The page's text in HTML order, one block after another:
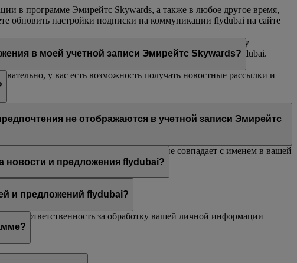
в программе Эмирейтс Skywards, а также в любое другое время,
обновить настройки подписки на коммуникации flydubai на сайте
письма flydubai и/или Эмирейтс, отправленного на вашу
чат или контактный центр Эмирейтс или flydubai.
в моей учетной записи Эмирейтс Skywards?
у вас есть возможность получать новостные рассылки и
не отображаются в учетной записи Эмирейтс
Skywards или указанное вами имя не совпадает с именем в вашей
в разделеЛичные предпочтения.
и предложения flydubai?
и предложений flydubai?
ответственность за обработку вашей личной информации